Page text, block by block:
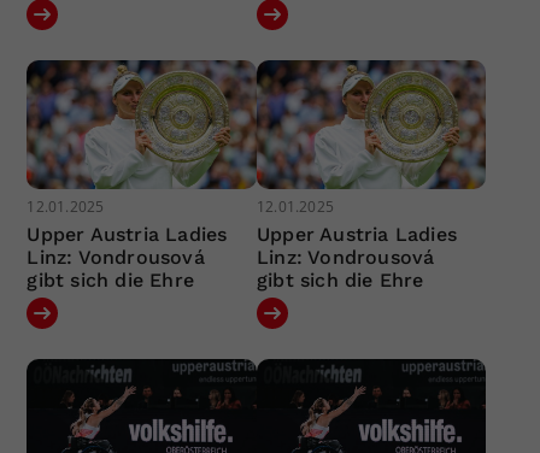
12.01.2025
Upper Austria Ladies
Linz: Vondrousová
gibt sich die Ehre
12.01.2025
Upper Austria Ladies
Linz: Vondrousová
gibt sich die Ehre